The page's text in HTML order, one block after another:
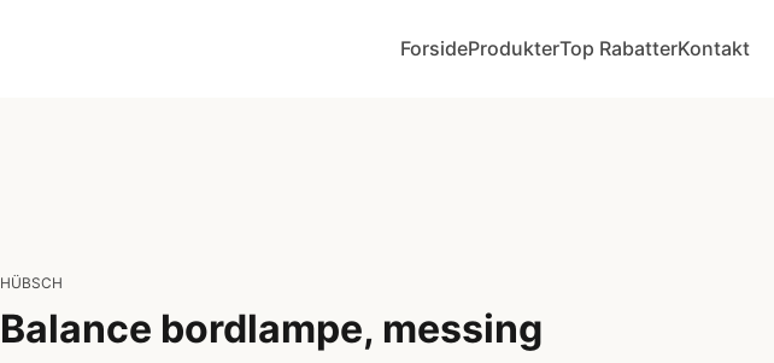
ForsideProdukterTop RabatterKontakt
HÜBSCH
Balance bordlampe, messing